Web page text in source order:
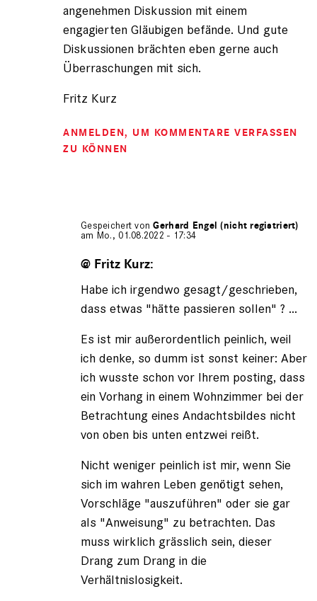
angenehmen Diskussion mit einem
engagierten Gläubigen befände. Und gute
Diskussionen brächten eben gerne auch
Überraschungen mit sich.
Fritz Kurz
ANMELDEN, UM KOMMENTARE VERFASSEN
ZU KÖNNEN
Gespeichert vonGerhard Engel (nicht registriert)
am Mo., 01.08.2022 - 17:34
auf
Fritz
Kurz
registriert)
@ Fritz Kurz:
Habe ich irgendwo gesagt/geschrieben,
dass etwas "hätte passieren sollen" ? ...
Es ist mir außerordentlich peinlich, weil
ich denke, so dumm ist sonst keiner: Aber
ich wusste schon vor Ihrem posting, dass
ein Vorhang in einem Wohnzimmer bei der
Betrachtung eines Andachtsbildes nicht
von oben bis unten entzwei reißt.
Nicht weniger peinlich ist mir, wenn Sie
sich im wahren Leben genötigt sehen,
Vorschläge "auszuführen" oder sie gar
als "Anweisung" zu betrachten. Das
muss wirklich grässlich sein, dieser
Drang zum Drang in die
Verhältnislosigkeit.